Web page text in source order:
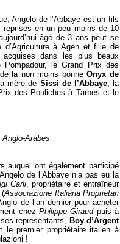
Angelo de l’Abbaye est un fils
en un peu moins de 10
âgé de 3 ans peut se
à Agen et fille de
dans les plus beaux
le Grand Prix des
la non moins bonneOnyx de
mère de Sissi de l’Abbaye, la
des Pouliches à Tarbes et le
Arabes
auquel ont également participé
de l’Abbaye n’a pas eu la
Carli, propriétaire et entraîneur
(Associazione Italiana Proprietari
de l’an dernier pour acheter
chez Philippe Giraudpuis à
représentants, Boy d’Argent
le premier propriétaire italien à
!